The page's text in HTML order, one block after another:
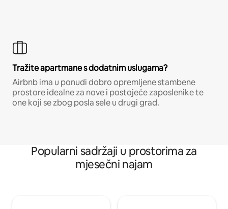
Tražite apartmane s dodatnim uslugama?
Airbnb ima u ponudi dobro opremljene stambene
prostore idealne za nove i postojeće zaposlenike te
one koji se zbog posla sele u drugi grad.
Popularni sadržaji u prostorima za
mjesečni najam